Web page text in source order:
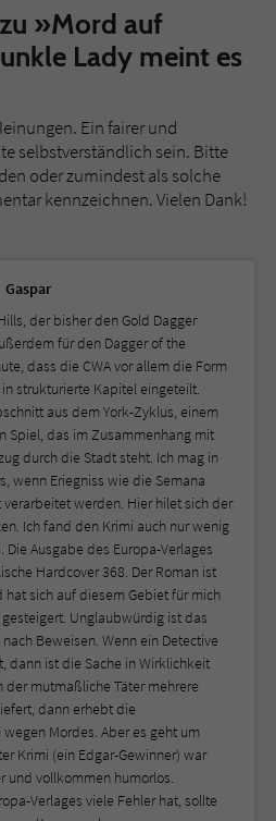
»Mord auf
Lady meint es
Ein fairer und
selbstverständlich sein. Bitte
oder zumindest als solche
kennzeichnen. Vielen Dank!
Gaspar
der bisher den Gold Dagger
für den Dagger of the
dass die CWA vor allem die Form
strukturierte Kapitel eingeteilt.
aus dem York-Zyklus, einem
Spiel, das im Zusammenhang mit
durch die Stadt steht. Ich mag in
wenn Eriegniss wie die Semana
werden. Hier hilet sich der
Ich fand den Krimi auch nur wenig
Ausgabe des Europa-Verlages
Hardcover 368. Der Roman ist
sich auf diesem Gebiet für mich
Unglaubwürdig ist das
Beweisen. Wenn ein Detective
dann ist die Sache in Wirklichkeit
mutmaßliche Täter mehrere
dann erhebt die
Mordes. Aber es geht um
Krimi (ein Edgar-Gewinner) war
und vollkommen humorlos.
Verlages viele Fehler hat, sollte